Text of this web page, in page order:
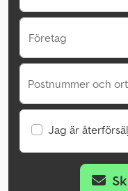
Företag
Postnummer och ort
Jag är